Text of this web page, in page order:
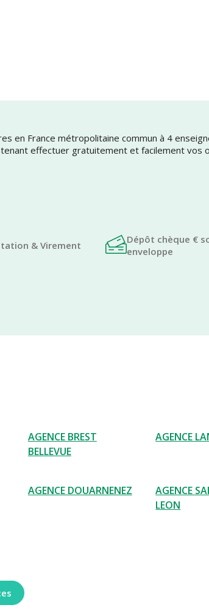
en France métropolitaine commun à 4
effectuer gratuitement et facilement vos
& Virement
Dépôt chèque €
enveloppe
AGENCE BREST
BELLEVUE
AGENCE
AGENCE DOUARNENEZ
AGENCE
LEON